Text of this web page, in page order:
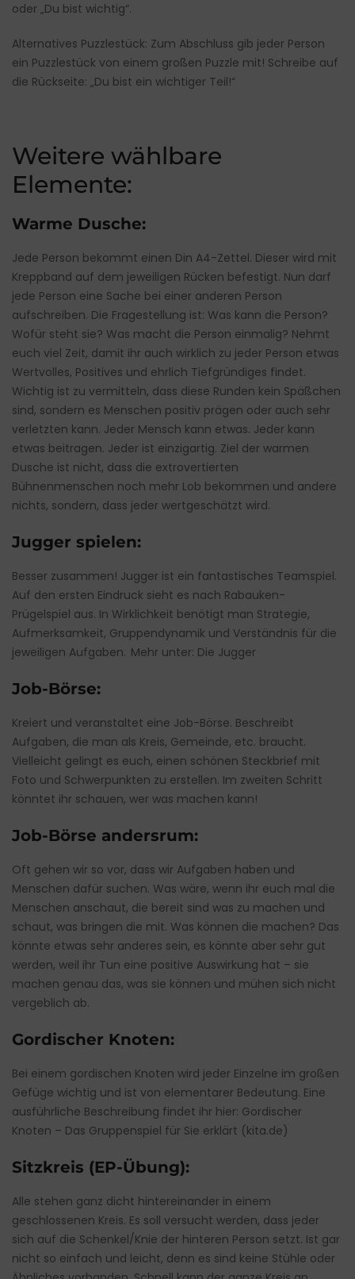
oder „Du bist wichtig“.
Alternatives Puzzlestück: Zum Abschluss gib jeder Person
ein Puzzlestück von einem großen Puzzle mit! Schreibe auf
die Rückseite: „Du bist ein wichtiger Teil!“
Weitere wählbare
Elemente:
Warme Dusche:
Jede Person bekommt einen Din A4-Zettel. Dieser wird mit
Kreppband auf dem jeweiligen Rücken befestigt. Nun darf
jede Person eine Sache bei einer anderen Person
aufschreiben. Die Fragestellung ist: Was kann die Person?
Wofür steht sie? Was macht die Person einmalig? Nehmt
euch viel Zeit, damit ihr auch wirklich zu jeder Person etwas
Wertvolles, Positives und ehrlich Tiefgründiges findet.
Wichtig ist zu vermitteln, dass diese Runden kein Späßchen
sind, sondern es Menschen positiv prägen oder auch sehr
verletzten kann. Jeder Mensch kann etwas. Jeder kann
etwas beitragen. Jeder ist einzigartig. Ziel der warmen
Dusche ist nicht, dass die extrovertierten
Bühnenmenschen noch mehr Lob bekommen und andere
nichts, sondern, dass jeder wertgeschätzt wird.
Jugger spielen:
Besser zusammen! Jugger ist ein fantastisches Teamspiel.
Auf den ersten Eindruck sieht es nach Rabauken-
Prügelspiel aus. In Wirklichkeit benötigt man Strategie,
Aufmerksamkeit, Gruppendynamik und Verständnis für die
jeweiligen Aufgaben. Mehr unter: Die Jugger
Job-Börse:
Kreiert und veranstaltet eine Job-Börse. Beschreibt
Aufgaben, die man als Kreis, Gemeinde, etc. braucht.
Vielleicht gelingt es euch, einen schönen Steckbrief mit
Foto und Schwerpunkten zu erstellen. Im zweiten Schritt
könntet ihr schauen, wer was machen kann!
Job-Börse andersrum:
Oft gehen wir so vor, dass wir Aufgaben haben und
Menschen dafür suchen. Was wäre, wenn ihr euch mal die
Menschen anschaut, die bereit sind was zu machen und
schaut, was bringen die mit. Was können die machen? Das
könnte etwas sehr anderes sein, es könnte aber sehr gut
werden, weil ihr Tun eine positive Auswirkung hat – sie
machen genau das, was sie können und mühen sich nicht
vergeblich ab.
Gordischer Knoten:
Bei einem gordischen Knoten wird jeder Einzelne im großen
Gefüge wichtig und ist von elementarer Bedeutung. Eine
ausführliche Beschreibung findet ihr hier: Gordischer
Knoten – Das Gruppenspiel für Sie erklärt (kita.de)
Sitzkreis (EP-Übung):
Alle stehen ganz dicht hintereinander in einem
geschlossenen Kreis. Es soll versucht werden, dass jeder
sich auf die Schenkel/Knie der hinteren Person setzt. Ist gar
nicht so einfach und leicht, denn es sind keine Stühle oder